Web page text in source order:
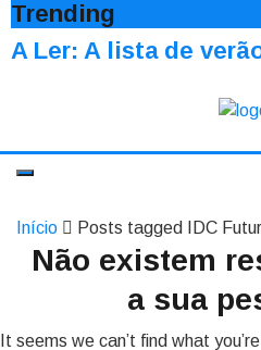
Trending
A Ler: A lista de
Início Posts tagged IDC
Não existem
a sua
It seems we can’t find what